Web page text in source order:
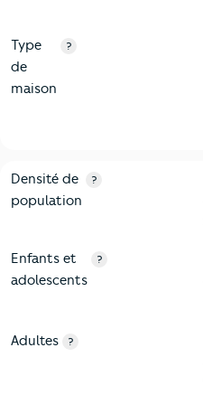
Type
de
maison
?
2-Habitants
Critères Alençon
Densité de
population
?
Enfants et
adolescents
?
Adultes ?